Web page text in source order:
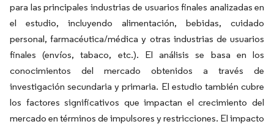
para las principales industrias de usuarios finales analizadas en
el estudio, incluyendo alimentación, bebidas, cuidado
personal, farmacéutica/médica y otras industrias de usuarios
finales (envíos, tabaco, etc.). El análisis se basa en los
conocimientos del mercado obtenidos a través de
investigación secundaria y primaria. El estudio también cubre
los factores significativos que impactan el crecimiento del
mercado en términos de impulsores y restricciones. El impacto